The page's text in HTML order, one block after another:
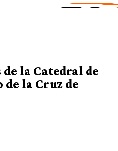
la Catedral de
la Cruz de